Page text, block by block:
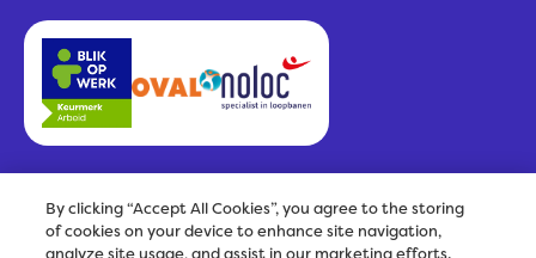
By clicking “Accept All Cookies”, you agree to the storing
of cookies on your device to enhance site navigation,
analyze site usage, and assist in our marketing efforts.